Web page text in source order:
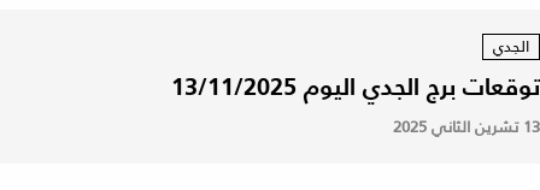
الجدي
توقعات برج الجدي اليوم 13/11/2025
13 تشرين الثاني 2025